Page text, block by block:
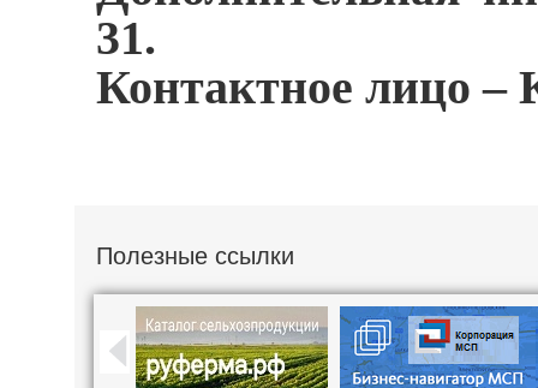
31.
Контактное лицо –
Полезные ссылки